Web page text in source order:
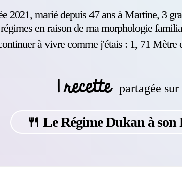
2021, marié depuis 47 ans à Martine, 3
en raison de ma morphologie
à vivre comme j'étais : 1, 71 Mètre
1 recette partagée sur
🍴 Le Régime Dukan à son